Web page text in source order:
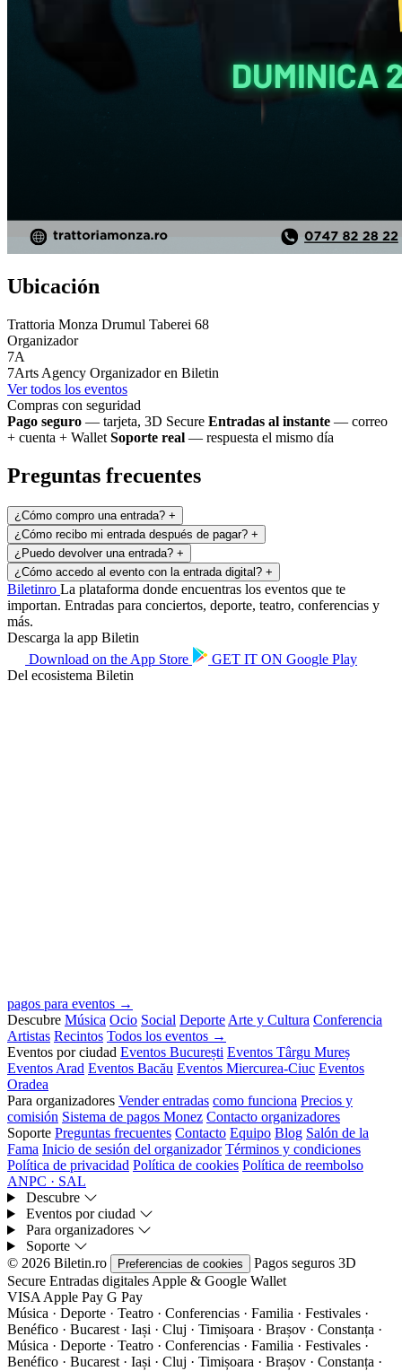
Ubicación
Trattoria Monza Drumul Taberei 68
Organizador
7A
7Arts Agency Organizador en Biletin
Ver todos los eventos
Compras con seguridad
Pago seguro — tarjeta, 3D Secure Entradas al instante — correo
+ cuenta + Wallet Soporte real — respuesta el mismo día
Preguntas frecuentes
¿Cómo compro una entrada? +
¿Cómo recibo mi entrada después de pagar? +
¿Puedo devolver una entrada? +
¿Cómo accedo al evento con la entrada digital? +
Biletinro La plataforma donde encuentras los eventos que te
importan. Entradas para conciertos, deporte, teatro, conferencias y
más.
Descarga la app Biletin
Download on the App Store GET IT ON Google Play
Del ecosistema Biletin
pagos para eventos →
Descubre Música Ocio Social Deporte Arte y Cultura Conferencia
Artistas Recintos Todos los eventos →
Eventos por ciudad Eventos București Eventos Târgu Mureș
Eventos Arad Eventos Bacău Eventos Miercurea-Ciuc Eventos
Oradea
Para organizadores Vender entradas como funciona Precios y
comisión Sistema de pagos Monez Contacto organizadores
Soporte Preguntas frecuentes Contacto Equipo Blog Salón de la
Fama Inicio de sesión del organizador Términos y condiciones
Política de privacidad Política de cookies Política de reembolso
ANPC · SAL
Descubre
Eventos por ciudad
Para organizadores
Soporte
© 2026 Biletin.ro
Preferencias de cookies Pagos seguros 3D
Secure Entradas digitales Apple & Google Wallet
VISA Apple Pay G Pay
Música · Deporte · Teatro · Conferencias · Familia · Festivales ·
Benéfico · Bucarest · Iași · Cluj · Timișoara · Brașov · Constanța ·
Música · Deporte · Teatro · Conferencias · Familia · Festivales ·
Benéfico · Bucarest · Iași · Cluj · Timișoara · Brașov · Constanța ·